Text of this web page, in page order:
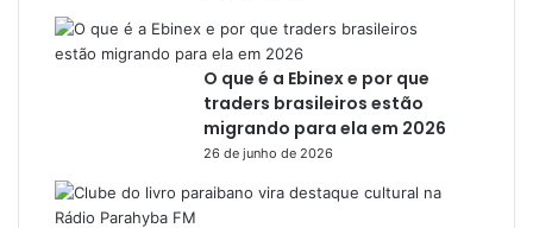
O que é a Ebinex e por que
traders brasileiros estão
migrando para ela em 2026
26 de junho de 2026